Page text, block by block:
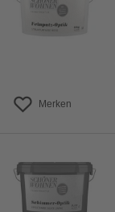
Merken